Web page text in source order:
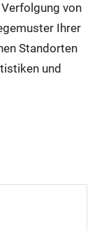
von
Ihrer
Standorten
und